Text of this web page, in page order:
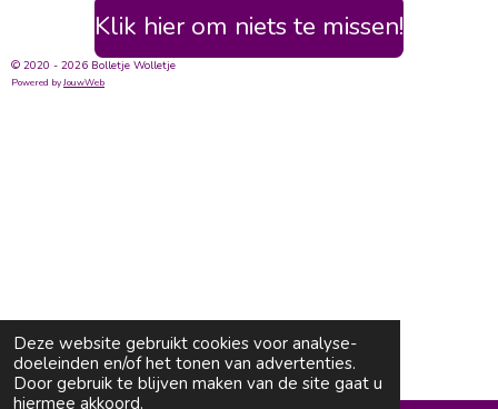
Deze website gebruikt cookies voor analyse-
doeleinden en/of het tonen van advertenties.
Door gebruik te blijven maken van de site gaat u
hiermee akkoord.
Klik hier om niets te missen!
© 2020 - 2026 Bolletje Wolletje
Powered byJouwWeb